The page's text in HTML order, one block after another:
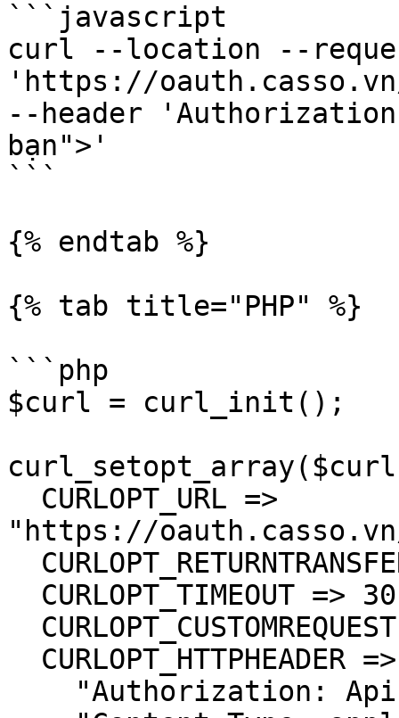
```javascript
curl --location --
'https://
--header
bạn">'
```
{% endtab %}
{% tab title="PHP" %}
```php
$curl = curl_init();
"https://